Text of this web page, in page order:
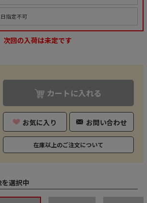
指定不可
次回の入荷は未定です
カートに入れる
お気に入り お問い合わせ
在庫以上のご注文について
選択中